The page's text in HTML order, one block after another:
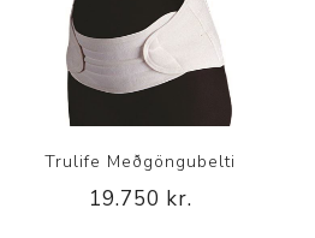
Trulife Meðgöngubelti
19.750 kr.